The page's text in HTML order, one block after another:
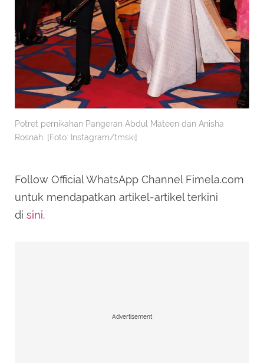
Potret pernikahan Pangeran Abdul Mateen dan Anisha
Rosnah. [Foto: Instagram/tmski]
Follow Official WhatsApp Channel Fimela.com
untuk mendapatkan artikel-artikel terkini
di sini.
Advertisement